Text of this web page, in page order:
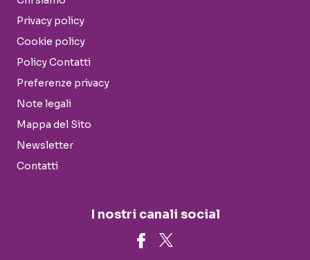
Privacy policy
Cookie policy
Policy Contatti
Preferenze privacy
Note legali
Mappa del Sito
Newsletter
Contatti
I nostri canali social